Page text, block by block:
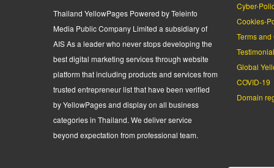
Thailand YellowPages Powered by Teleinfo
Media Public Company Limited a subsidiary of
AIS As a leader who never stops developing the
best digital marketing services through website
platform that including products and services from
trusted entrepreneur list that have been verified
by YellowPages and display on all business
categories in Thailand. We deliver service
beyond expectation from professional team.
Cyber-
Cookies-
Terms
Testimonial
Global
COVID-19
Domain